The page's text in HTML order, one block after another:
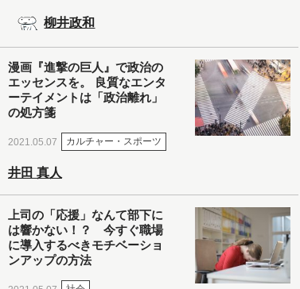
柳井政和
漫画『進撃の巨人』で政治の
エッセンスを。 良質なエンタ
ーテイメントは「政治離れ」
の処方箋
2021.05.07 カルチャー・スポーツ
井田 真人
上司の「応援」なんて部下に
は響かない！？ 今すぐ職場
に導入するべきモチベーショ
ンアップの方法